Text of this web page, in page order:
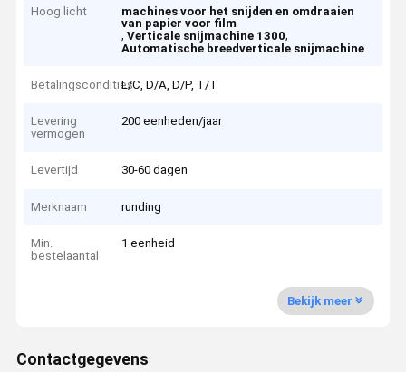
Hoog licht
machines voor het snijden en omdraaien
van papier voor film
,Verticale snijmachine 1300,
Automatische breedverticale snijmachine
BetalingsconditiesL/C, D/A, D/P, T/T
Levering
vermogen
200 eenheden/jaar
Levertijd 30-60 dagen
Merknaam runding
Min.
bestelaantal
1 eenheid
Bekijk meer
Contactgegevens